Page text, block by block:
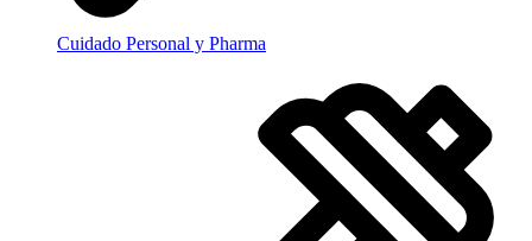
Cuidado Personal y Pharma